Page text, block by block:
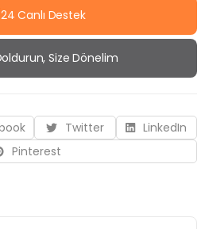
Canlı Destek
Size Dönelim
Twitter
LinkedIn
Pinterest